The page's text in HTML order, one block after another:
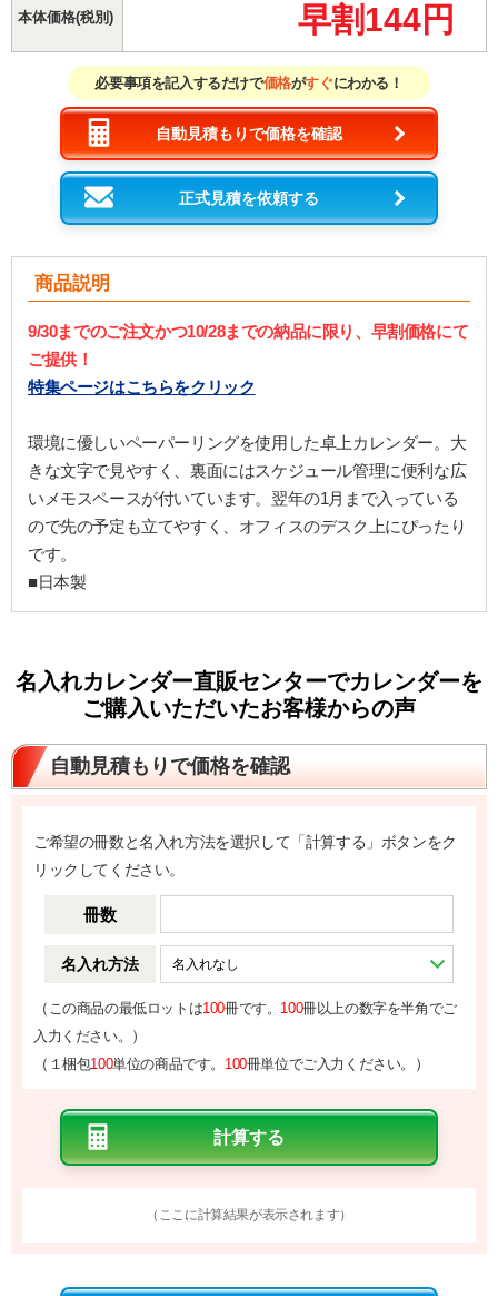
本体価格(税別) 早割144円
必要事項を記入するだけで価格がすぐにわかる！
自動見積もりで価格を確認
正式見積を依頼する
商品説明
9/30までのご注文かつ10/28までの納品に限り、早割価格にて
ご提供！
特集ページはこちらをクリック
環境に優しいペーパーリングを使用した卓上カレンダー。大
きな文字で見やすく、裏面にはスケジュール管理に便利な広
いメモスペースが付いています。翌年の1月まで入っている
ので先の予定も立てやすく、オフィスのデスク上にぴったり
です。
■日本製
名入れカレンダー直販センターでカレンダーを
ご購入いただいたお客様からの声
自動見積もりで価格を確認
ご希望の冊数と名入れ方法を選択して「計算する」ボタンをク
リックしてください。
冊数
名入れ方法
（ この商品の最低ロットは100冊です。 100冊以上の数字を半角でご
入力ください。
）
（ １梱包100単位の商品です。 100冊単位でご入力ください。 ）
（ここに計算結果が表示されます）